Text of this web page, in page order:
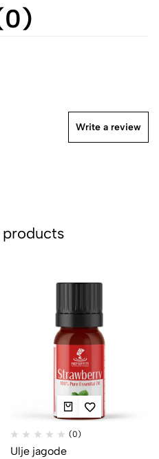
Write a review
products
(0)
Ulje jagode